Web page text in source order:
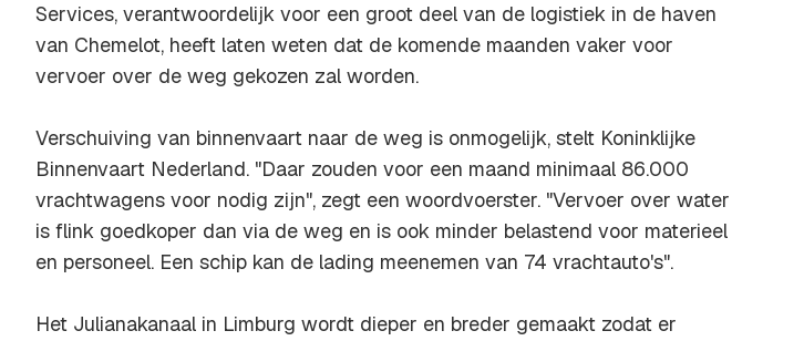
Services, verantwoordelijk voor een groot deel van de logistiek in de haven
van Chemelot, heeft laten weten dat de komende maanden vaker voor
vervoer over de weg gekozen zal worden.
Verschuiving van binnenvaart naar de weg is onmogelijk, stelt Koninklijke
Binnenvaart Nederland. "Daar zouden voor een maand minimaal 86.000
vrachtwagens voor nodig zijn", zegt een woordvoerster. "Vervoer over water
is flink goedkoper dan via de weg en is ook minder belastend voor materieel
en personeel. Een schip kan de lading meenemen van 74 vrachtauto's".
Het Julianakanaal in Limburg wordt dieper en breder gemaakt zodat er